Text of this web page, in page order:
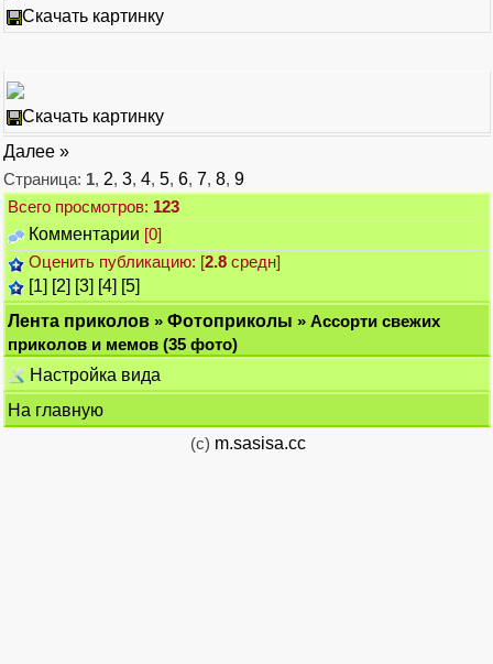
Скачать картинку
Скачать картинку
Далее »
Страница: 1, 2, 3, 4, 5, 6, 7, 8, 9
Всего просмотров: 123
Комментарии [0]
Оценить публикацию: [2.8 средн]
[1] [2] [3] [4] [5]
Лента приколов » Фотоприколы » Ассорти свежих
приколов и мемов (35 фото)
Настройка вида
На главную
(c) m.sasisa.cc